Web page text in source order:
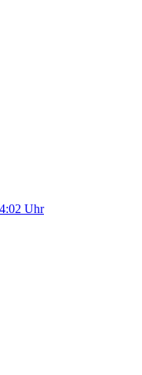
Uhr